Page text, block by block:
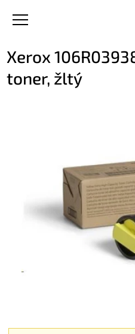
Xerox
toner, žltý